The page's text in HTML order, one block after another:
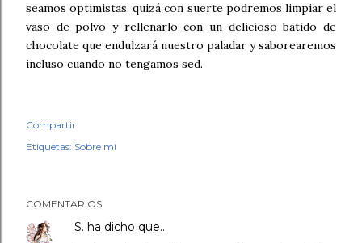
seamos optimistas, quizá con suerte podremos limpiar el
vaso de polvo y rellenarlo con un delicioso batido de
chocolate que endulzará nuestro paladar y saborearemos
incluso cuando no tengamos sed.
Compartir
Etiquetas: Sobre mí
COMENTARIOS
S. ha dicho que…